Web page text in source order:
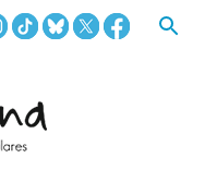
principal